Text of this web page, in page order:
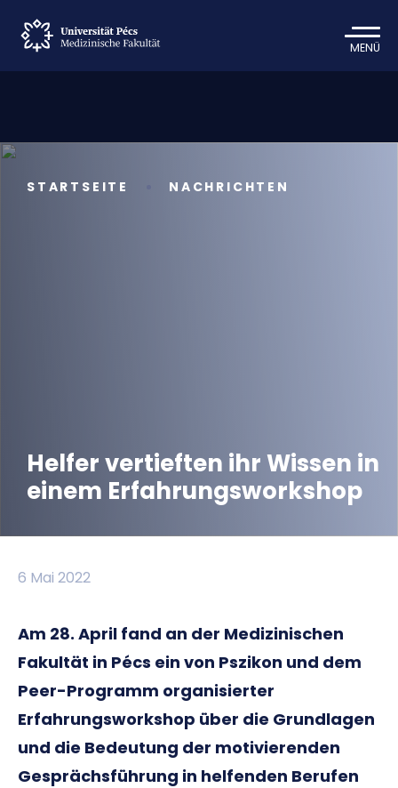
MENÜ
STARTSEITE NACHRICHTEN
Helfer vertieften ihr Wissen in
einem Erfahrungsworkshop
6 Mai 2022
Am 28. April fand an der Medizinischen
Fakultät in Pécs ein von Pszikon und dem
Peer-Programm organisierter
Erfahrungsworkshop über die Grundlagen
und die Bedeutung der motivierenden
Gesprächsführung in helfenden Berufen